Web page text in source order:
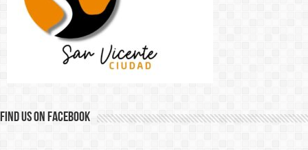
Find us on Facebook